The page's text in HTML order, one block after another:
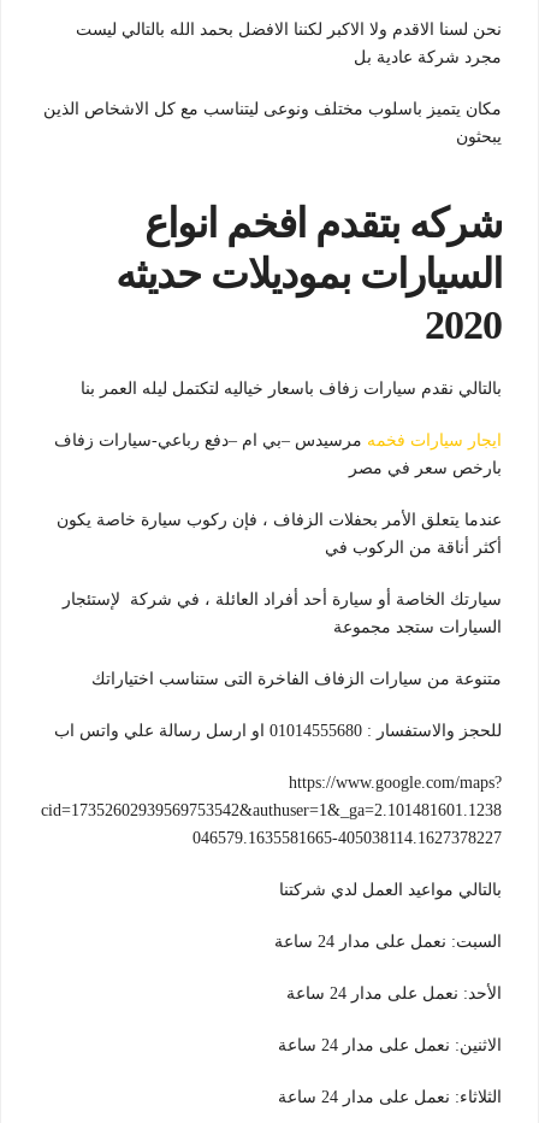
نحن لسنا الاقدم ولا الاكبر لكننا الافضل بحمد الله بالتالي ليست
مجرد شركة عادية بل
مكان يتميز باسلوب مختلف ونوعى ليتناسب مع كل الاشخاص الذين
يبحثون
شركه بتقدم افخم انواع
السيارات بموديلات حديثه
2020
بالتالي نقدم سيارات زفاف باسعار خياليه لتكتمل ليله العمر بنا
ايجار سيارات فخمه مرسيدس –بي ام –دفع رباعي-سيارات زفاف
بارخص سعر في مصر
عندما يتعلق الأمر بحفلات الزفاف ، فإن ركوب سيارة خاصة يكون
أكثر أناقة من الركوب في
سيارتك الخاصة أو سيارة أحد أفراد العائلة ، في شركة لإستئجار
السيارات ستجد مجموعة
متنوعة من سيارات الزفاف الفاخرة التى ستناسب اختياراتك
للحجز والاستفسار : 01014555680 او ارسل رسالة علي واتس اب
https://www.google.com/maps?
cid=17352602939569753542&authuser=1&_ga=2.101481601.1238
046579.1635581665-405038114.1627378227
بالتالي مواعيد العمل لدي شركتنا
السبت: نعمل على مدار 24 ساعة
الأحد: نعمل على مدار 24 ساعة
الاثنين: نعمل على مدار 24 ساعة
الثلاثاء: نعمل على مدار 24 ساعة